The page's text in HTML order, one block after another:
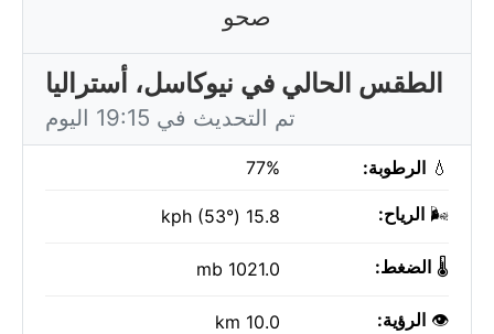
صحو
الطقس الحالي في نيوكاسل، أستراليا
تم التحديث في 19:15 اليوم
💧 الرطوبة: 77%
🌬️ الرياح: 15.8 kph (53°)
🌡️ الضغط: 1021.0 mb
👁️ الرؤية: 10.0 km